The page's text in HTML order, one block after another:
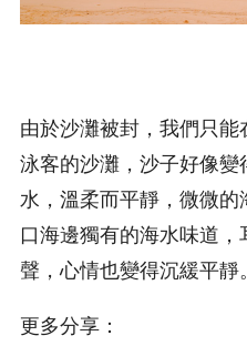
由於沙灘被封，我們只
泳客的沙灘，沙子好像
水，溫柔而平靜，微微
口海邊獨有的海水味道
聲，心情也變得沉緩平靜。
更多分享：